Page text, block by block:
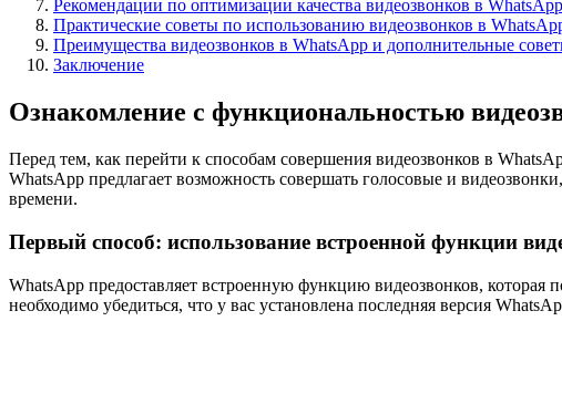
Рекомендации по оптимизации качества видеозвонков в WhatsApp
Практические советы по использованию видеозвонков в
Преимущества видеозвонков в WhatsApp и дополнительные
Заключение
Ознакомление с функциональностью
Перед тем, как перейти к способам совершения видеозвонков в
WhatsApp предлагает возможность совершать голосовые и
времени.
Первый способ: использование встроенной функции
WhatsApp предоставляет встроенную функцию видеозвонков,
необходимо убедиться, что у вас установлена последняя версия